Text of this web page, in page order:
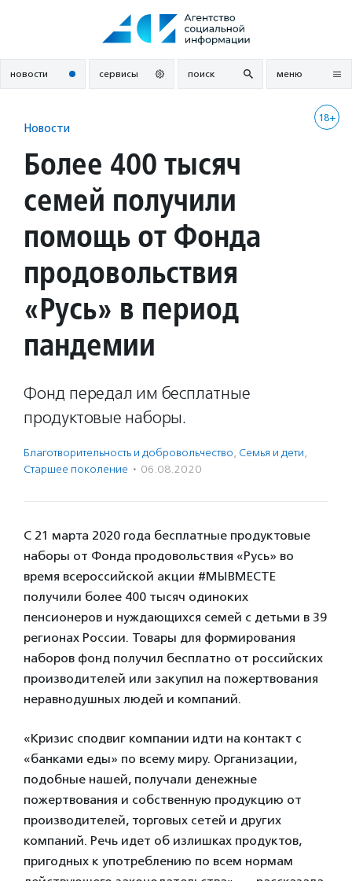
новости сервисы поиск меню
18+
Новости
Более 400 тысяч
семей получили
помощь от Фонда
продовольствия
«Русь» в период
пандемии
Фонд передал им бесплатные
продуктовые наборы.
Благотвори­тель­ность и доброволь­чест­во, Семья и дети,
Старшее поколение · 06.08.2020
С 21 марта 2020 года бесплатные продуктовые
наборы от Фонда продовольствия «Русь» во
время всероссийской акции #МЫВМЕСТЕ
получили более 400 тысяч одиноких
пенсионеров и нуждающихся семей с детьми в 39
регионах России. Товары для формирования
наборов фонд получил бесплатно от российских
производителей или закупил на пожертвования
неравнодушных людей и компаний.
«Кризис сподвиг компании идти на контакт с
«банками еды» по всему миру. Организации,
подобные нашей, получали денежные
пожертвования и собственную продукцию от
производителей, торговых сетей и других
компаний. Речь идет об излишках продуктов,
пригодных к употреблению по всем нормам